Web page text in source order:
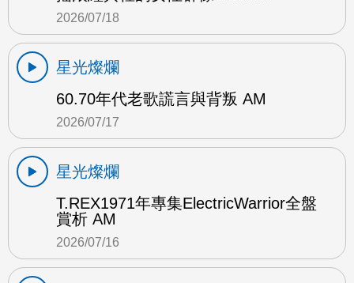
2026/07/18
星光燦爛
60.70年代老歌謊言與背叛 AM
2026/07/17
星光燦爛
T.REX1971年專集ElectricWarrior全盤
賞析 AM
2026/07/16